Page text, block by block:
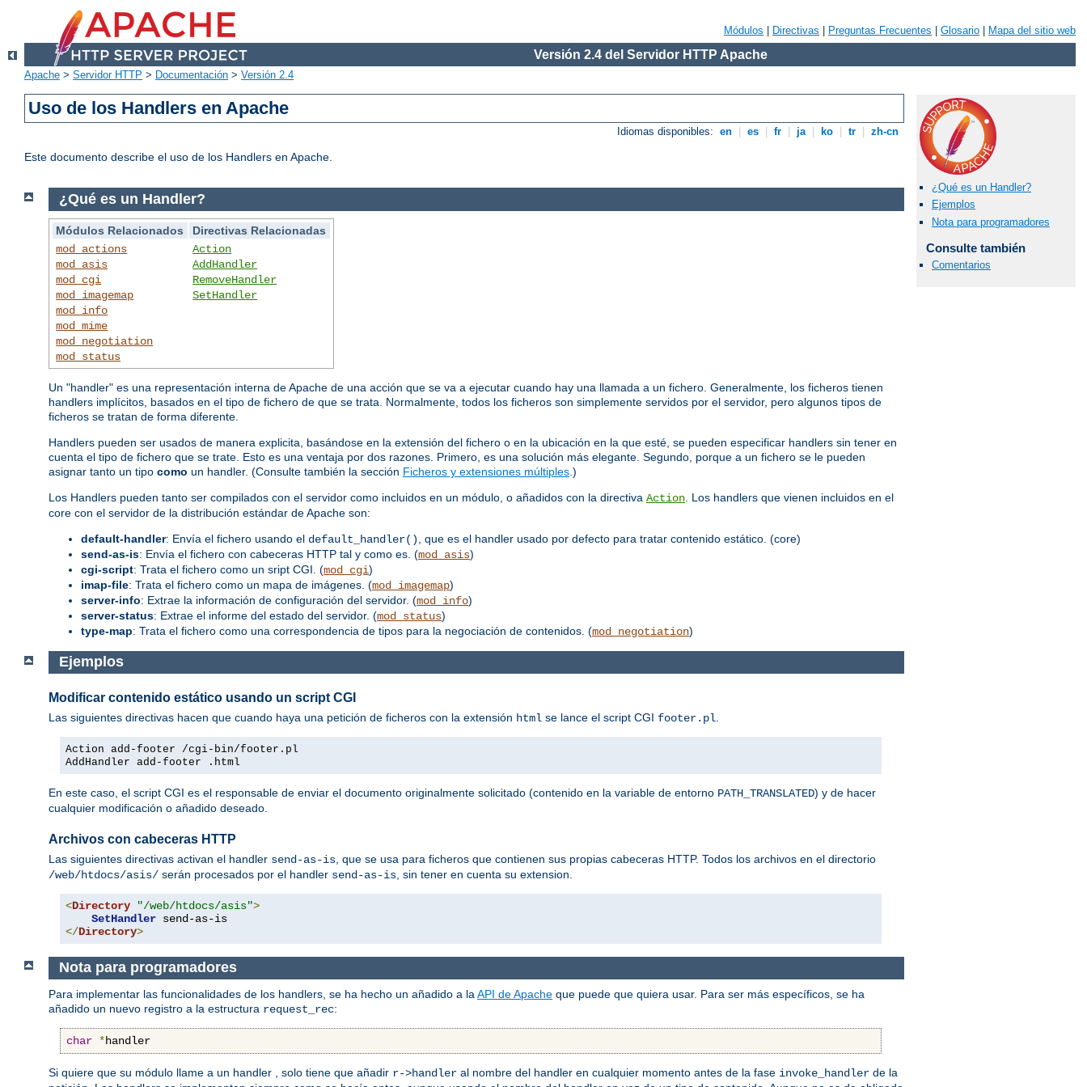
Módulos Directivas Preguntas Frecuentes Glosario Mapa del sitio web
Versión 2.4 del Servidor HTTP Apache
Apache > Servidor HTTP > Documentación > Versión 2.4
Uso de los Handlers en Apache
Idiomas disponibles: en es fr ja ko tr zh-cn
Este documento describe el uso de los Handlers en Apache.
¿Qué es un Handler?
Ejemplos
Nota para programadores
Consulte también
Comentarios
¿Qué es un Handler?
Módulos Relacionados
Directivas Relacionadas
mod_actions
mod_asis
mod_cgi
mod_imagemap
mod_info
mod_mime
mod_negotiation
mod_status
Action
AddHandler
RemoveHandler
SetHandler
Un "handler" es una representación interna de Apache de una acción que se va a ejecutar cuando hay una llamada a un fichero. Generalmente, los ficheros tienen
handlers implícitos, basados en el tipo de fichero de que se trata. Normalmente, todos los ficheros son simplemente servidos por el servidor, pero algunos tipos de
ficheros se tratan de forma diferente.
Handlers pueden ser usados de manera explicita, basándose en la extensión del fichero o en la ubicación en la que esté, se pueden especificar handlers sin tener en
cuenta el tipo de fichero que se trate. Esto es una ventaja por dos razones. Primero, es una solución más elegante. Segundo, porque a un fichero se le pueden
asignar tanto un tipo como un handler. (Consulte también la sección Ficheros y extensiones múltiples .)
Los Handlers pueden tanto ser compilados con el servidor como incluidos en un módulo, o añadidos con la directiva Action . Los handlers que vienen incluidos en el
core con el servidor de la distribución estándar de Apache son:
default-handler: Envía el fichero usando el default_handler()
, que es el handler usado por defecto para tratar contenido estático. (core)
send-as-is: Envía el fichero con cabeceras HTTP tal y como es. (mod_asis)
cgi-script: Trata el fichero como un sript CGI. (mod_cgi)
imap-file: Trata el fichero como un mapa de imágenes. (mod_imagemap)
server-info: Extrae la información de configuración del servidor. (mod_info)
server-status: Extrae el informe del estado del servidor. (mod_status)
type-map: Trata el fichero como una correspondencia de tipos para la negociación de contenidos. (mod_negotiation)
Ejemplos
Modificar contenido estático usando un script CGI
Las siguientes directivas hacen que cuando haya una petición de ficheros con la extensión html se lance el script CGI footer.pl.
Action add-footer /cgi-bin/footer.pl
AddHandler add-footer .html
En este caso, el script CGI es el responsable de enviar el documento originalmente solicitado (contenido en la variable de entorno PATH_TRANSLATED) y de hacer
cualquier modificación o añadido deseado.
Archivos con cabeceras HTTP
Las siguientes directivas activan el handler send-as-is, que se usa para ficheros que contienen sus propias cabeceras HTTP. Todos los archivos en el directorio
/web/htdocs/asis/ serán procesados por el handler send-as-is, sin tener en cuenta su extension.
<Directory "/web/htdocs/asis">
SetHandler
</Directory>
Nota para programadores
Para implementar las funcionalidades de los handlers, se ha hecho un añadido a la API de Apache que puede que quiera usar. Para ser más específicos, se ha
añadido un nuevo registro a la estructura request_rec:
char *handler
Si quiere que su módulo llame a un handler , solo tiene que añadir r->handler al nombre del handler en cualquier momento antes de la fase invoke_handler de la